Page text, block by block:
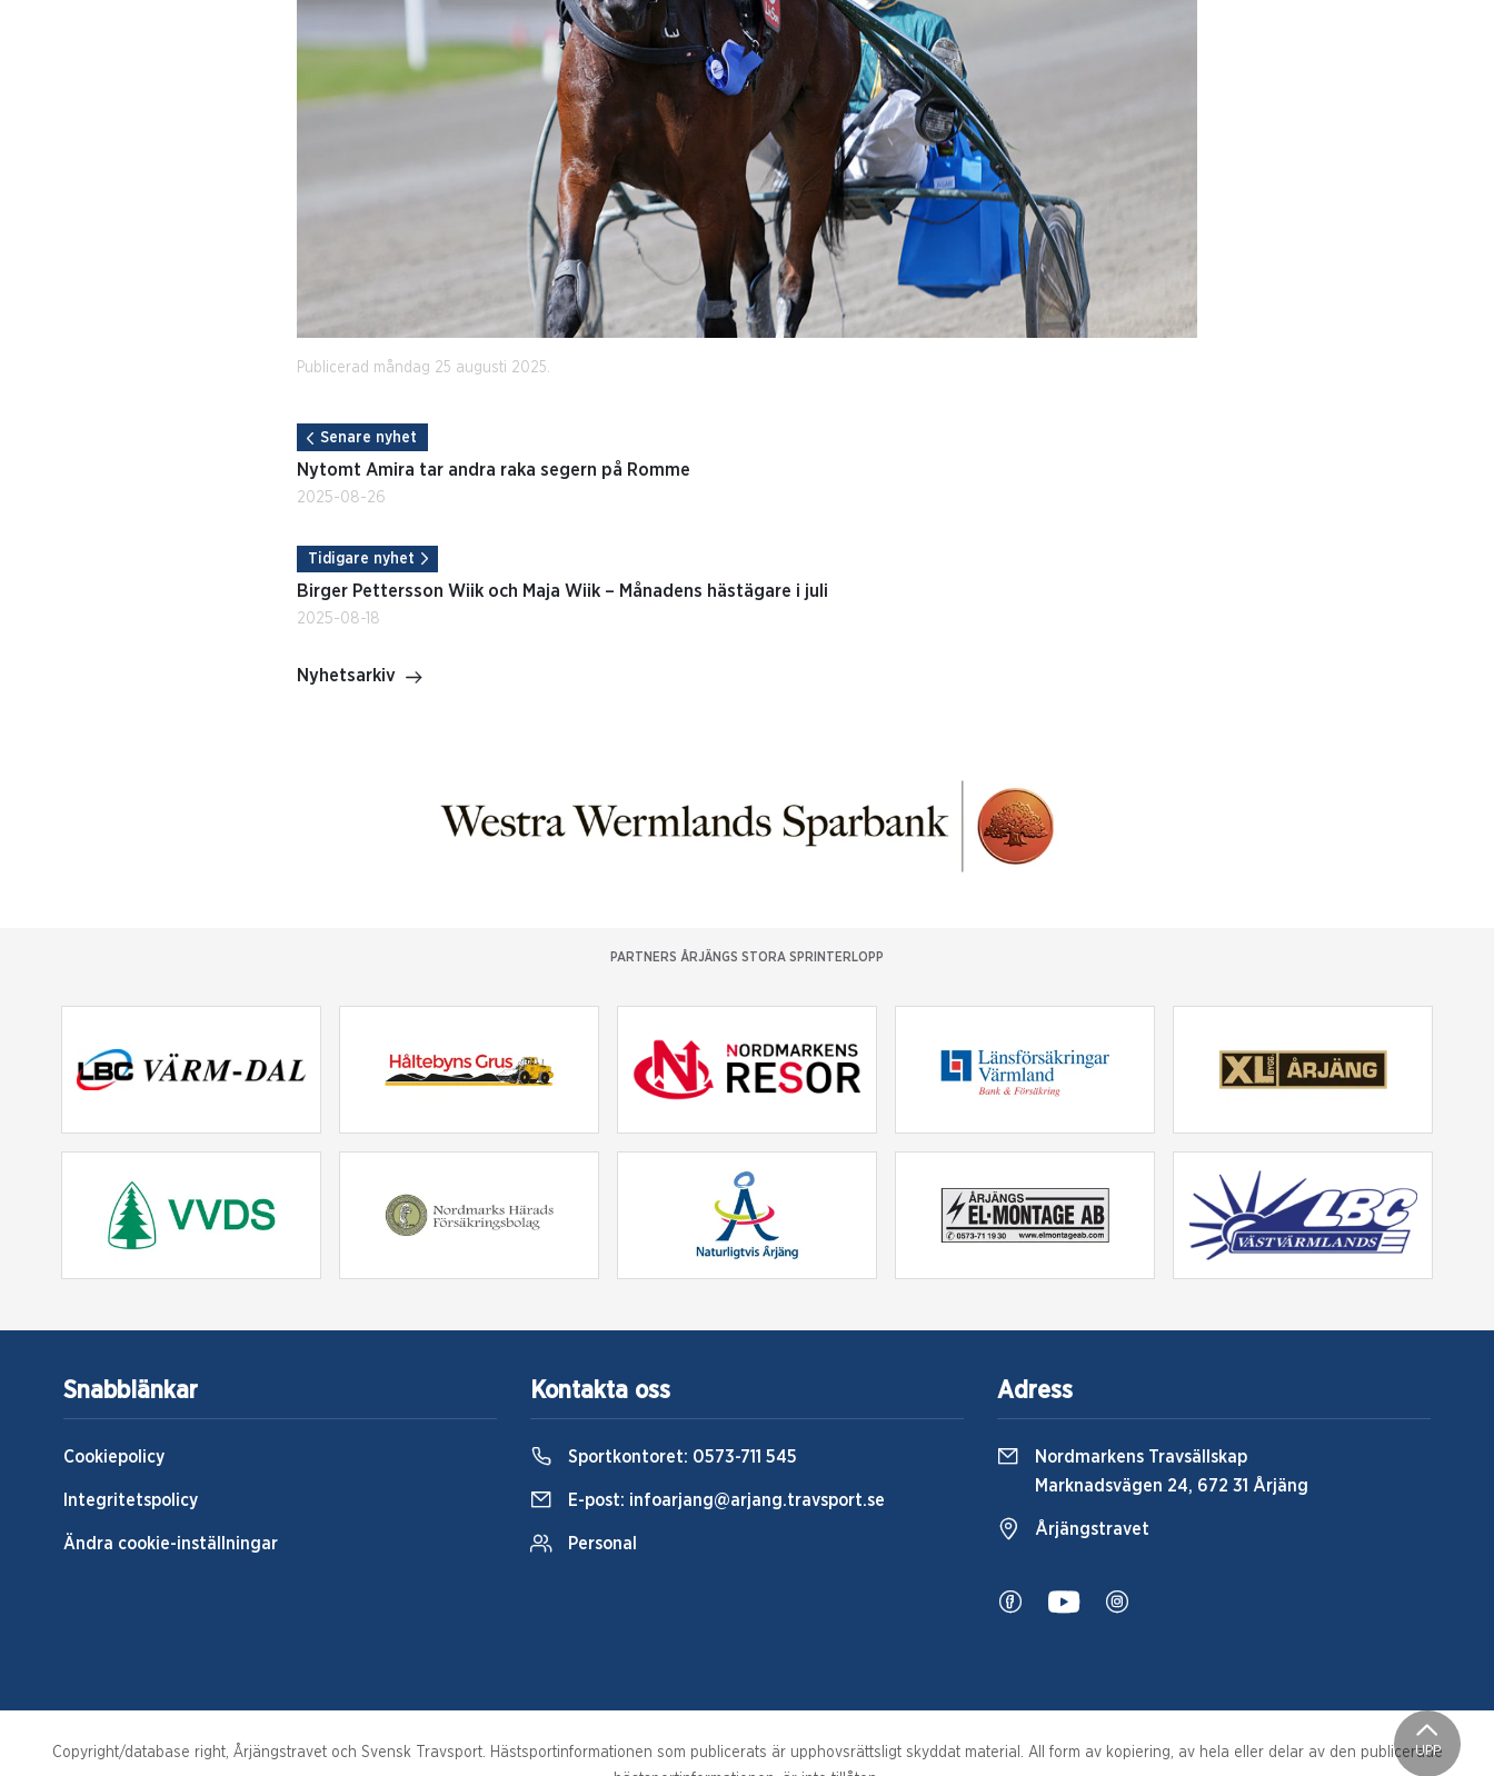
Publicerad måndag 25 augusti 2025.
Senare nyhet
Nytomt Amira tar andra raka segern på Romme
2025-08-26
Tidigare nyhet
Birger Pettersson Wiik och Maja Wiik – Månadens hästägare i juli
2025-08-18
Nyhetsarkiv
PARTNERS ÅRJÄNGS STORA SPRINTERLOPP
Snabblänkar
Cookiepolicy
Integritetspolicy
Ändra cookie-inställningar
Kontakta oss
Sportkontoret: 0573-711 545
E-post: infoarjang@arjang.travsport.se
Personal
Adress
Nordmarkens Travsällskap
Marknadsvägen 24, 672 31 Årjäng
Årjängstravet
UPP
Copyright/database right, Årjängstravet och Svensk Travsport. Hästsportinformationen som publicerats är upphovsrättsligt skyddat material. All form av kopiering, av hela eller delar av den publicerade